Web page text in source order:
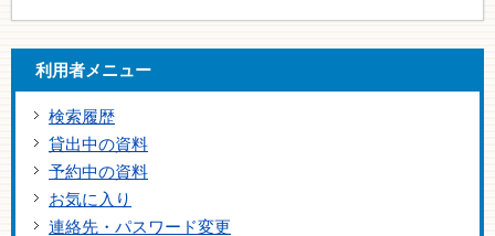
利用者メニュー
検索履歴
貸出中の資料
予約中の資料
お気に入り
連絡先・パスワード変更